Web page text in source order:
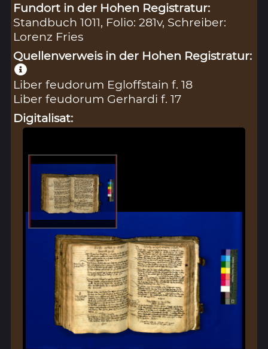
Fundort in der Hohen Registratur:
Standbuch 1011, Folio: 281v, Schreiber:
Lorenz Fries
Quellenverweis in der Hohen Registratur:
Liber feudorum Egloffstain f. 18
Liber feudorum Gerhardi f. 17
Digitalisat: